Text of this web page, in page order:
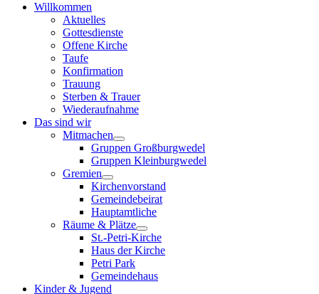
Willkommen
Aktuelles
Gottesdienste
Offene Kirche
Taufe
Konfirmation
Trauung
Sterben & Trauer
Wiederaufnahme
Das sind wir
Mitmachen
Gruppen Großburgwedel
Gruppen Kleinburgwedel
Gremien
Kirchenvorstand
Gemeindebeirat
Hauptamtliche
Räume & Plätze
St.-Petri-Kirche
Haus der Kirche
Petri Park
Gemeindehaus
Kinder & Jugend